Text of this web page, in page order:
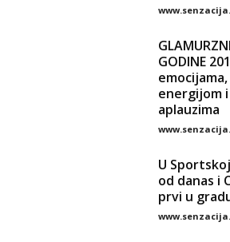
GODINE
energijom
aplauzima
U
od danas i
prvi u